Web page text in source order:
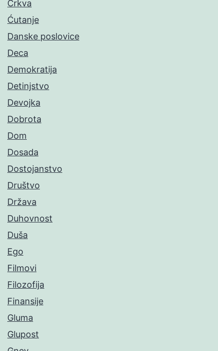
Crkva
Ćutanje
Danske poslovice
Deca
Demokratija
Detinjstvo
Devojka
Dobrota
Dom
Dosada
Dostojanstvo
Društvo
Država
Duhovnost
Duša
Ego
Filmovi
Filozofija
Finansije
Gluma
Glupost